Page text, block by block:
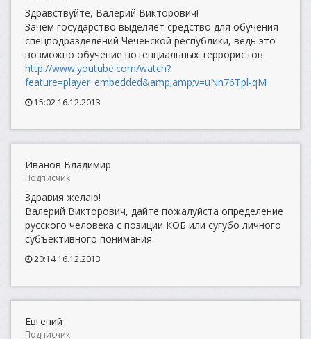
Здравствуйте, Валерий Викторович!
Зачем государство выделяет средство для обучения
спецподразделений Чеченской республики, ведь это
возможно обучение потенциальных террористов.
http://www.youtube.com/watch?
feature=player_embedded&amp;amp;v=uNn76Tpl-qM
15:02 16.12.2013
Иванов Владимир
Подписчик
Здравия желаю!
Валерий Викторович, дайте пожалуйста определение
русского человека с позиции КОБ или сугубо личного
субъективного понимания.
20:14 16.12.2013
Евгений
Подписчик